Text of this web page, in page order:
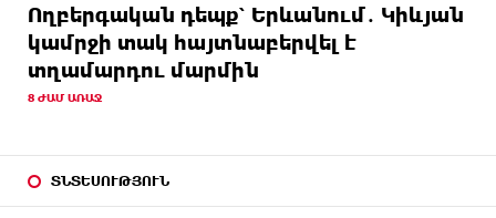
Ողբերգական դեպք՝ Երևանում․ Կիևյան
կամրջի տակ հայտնաբերվել է
տղամարդու մարմին
8 ԺԱՄ ԱՌԱՋ
ՏՆՏԵՍՈՒԹՅՈՒՆ